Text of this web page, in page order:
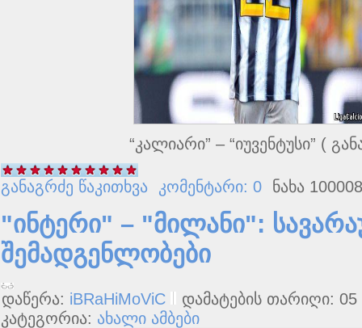
“კალიარი” – “იუვენტუსი” (
განაგრძე წაკითხვა კომენტარი: 0 ნახა
"ინტერი" – "მილანი":
შემადგენლობები
დაწერა: iBRaHiMoViC
დამატების თარიღი: 05
კატეგორია: ახალი ამბები